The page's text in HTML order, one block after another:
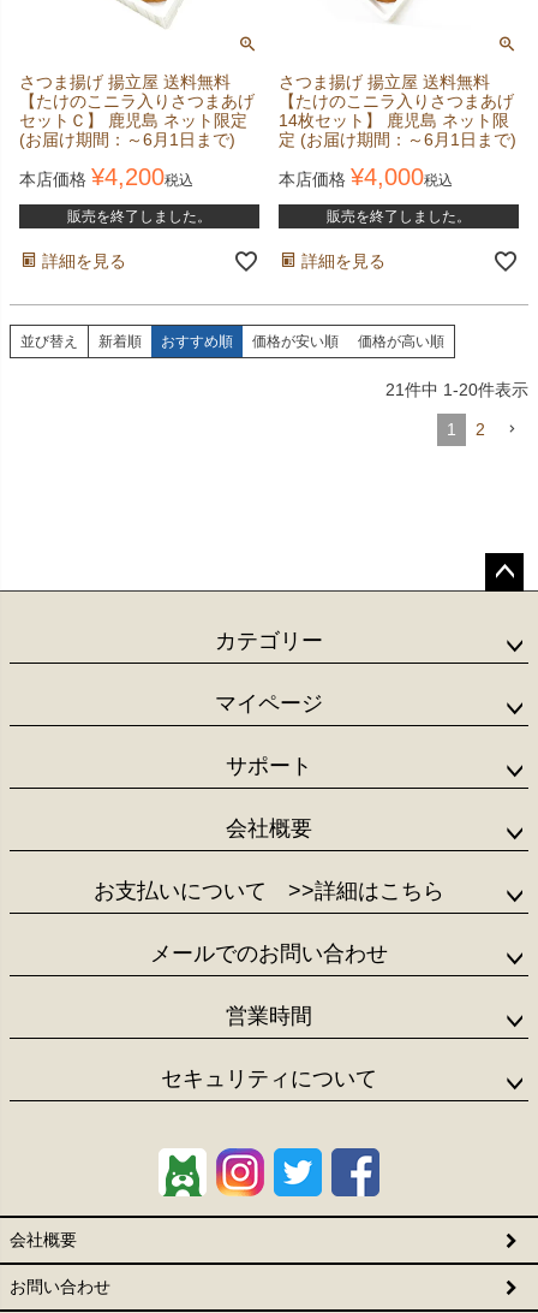
さつま揚げ 揚立屋 送料無料
【たけのこニラ入りさつまあげ
セットＣ】 鹿児島 ネット限定
(お届け期間：～6月1日まで)
本店価格 ¥4,200税込
販売を終了しました。
詳細を見る
さつま揚げ 揚立屋 送料無料
【たけのこニラ入りさつまあげ
14枚セット】 鹿児島 ネット限
定 (お届け期間：～6月1日まで)
本店価格 ¥4,000税込
販売を終了しました。
詳細を見る
並び替え 新着順 おすすめ順 価格が安い順 価格が高い順
21件中 1-20件表示
1 2
ップ
カテゴリー
マイページ
サポート
会社概要
お支払いについて >>詳細はこちら
メールでのお問い合わせ
営業時間
セキュリティについて
会社概要
お問い合わせ